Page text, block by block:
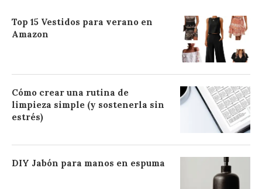
Top 15 Vestidos para verano en
Amazon
Cómo crear una rutina de
limpieza simple (y sostenerla sin
estrés)
DIY Jabón para manos en espuma